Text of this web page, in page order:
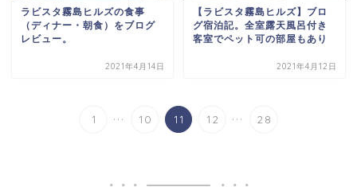
ラビスタ霧島ヒルズの食事
（ディナー・朝食）をブログ
レビュー。
2021年4月14日
【ラビスタ霧島ヒルズ】ブロ
グ宿泊記。全室露天風呂付き
客室でペット可の部屋もあり
2021年4月12日
1 ... 10 11 12 ... 28